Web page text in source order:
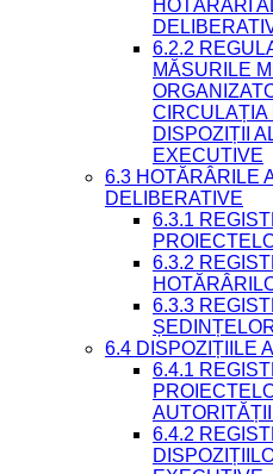
HOTĂRÂRI
6.2.2
MĂSURILE
CIRCULAȚIA
DISPOZIȚII
EXECUTIVE
6.3 HOTĂRÂRILE
DELIBERATIVE
6.3.1
6.3.2
6.3.3
6.4 DISPOZIȚIILE
6.4.1
6.4.2